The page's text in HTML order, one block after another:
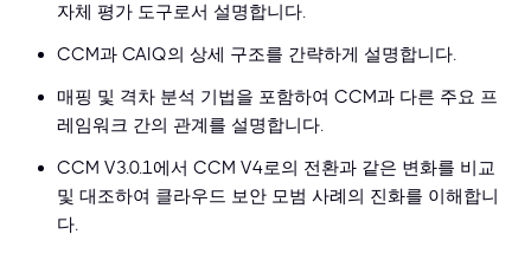
자체 평가 도구로서 설명합니다.
CCM과 CAIQ의 상세 구조를 간략하게 설명합니다.
매핑 및 격차 분석 기법을 포함하여 CCM과 다른 주요 프
레임워크 간의 관계를 설명합니다.
CCM V3.0.1에서 CCM V4로의 전환과 같은 변화를 비교
및 대조하여 클라우드 보안 모범 사례의 진화를 이해합니
다.